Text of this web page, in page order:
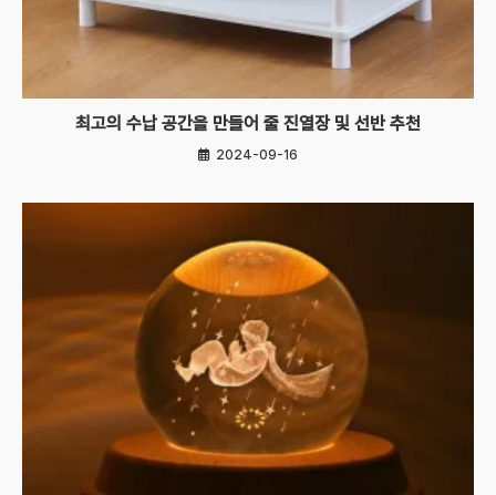
최고의 수납 공간을 만들어 줄 진열장 및 선반 추천
2024-09-16